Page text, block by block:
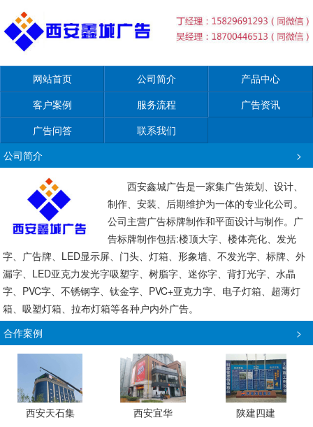
网站首页 公司简介
产品中心
客户案例
服务流程
广告资讯
广告问答
联系我们
>
公司简介
西安鑫城广告是一家集广告策划、设计、
制作、安装、后期维护为一体的专业化公司。
公司主营广告标牌制作和平面设计与制作。广
告标牌制作包括:楼顶大字、楼体亮化、发光
字、广告牌、LED显示屏、门头、灯箱、形象墙、不发光字、标牌、外
漏字、LED亚克力发光字吸塑字、树脂字、迷你字、背打光字、水晶
字、PVC字、不锈钢字、钛金字、PVC+亚克力字、电子灯箱、超薄灯
箱、吸塑灯箱、拉布灯箱等各种户内外广告。
>
合作案例
西安天石集 西安宜华 陕建四建